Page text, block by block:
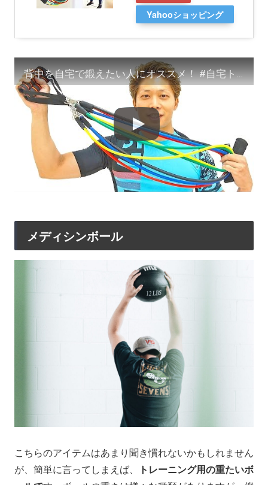
Yahooショッピング
背中を自宅で鍛えたい人にオススメ！ #自宅トレ #筋トレ器具
メディシンボール
こちらのアイテムはあまり聞き慣れないかもしれません
が、簡単に言ってしまえば、
トレーニング用の重たいボ